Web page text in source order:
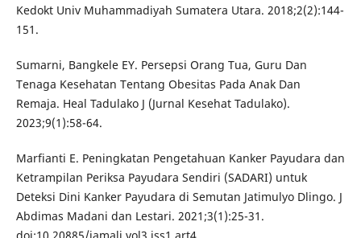
Kedokt Univ Muhammadiyah Sumatera Utara. 2018;2(2):144-
151.
Sumarni, Bangkele EY. Persepsi Orang Tua, Guru Dan
Tenaga Kesehatan Tentang Obesitas Pada Anak Dan
Remaja. Heal Tadulako J (Jurnal Kesehat Tadulako).
2023;9(1):58-64.
Marfianti E. Peningkatan Pengetahuan Kanker Payudara dan
Ketrampilan Periksa Payudara Sendiri (SADARI) untuk
Deteksi Dini Kanker Payudara di Semutan Jatimulyo Dlingo. J
Abdimas Madani dan Lestari. 2021;3(1):25-31.